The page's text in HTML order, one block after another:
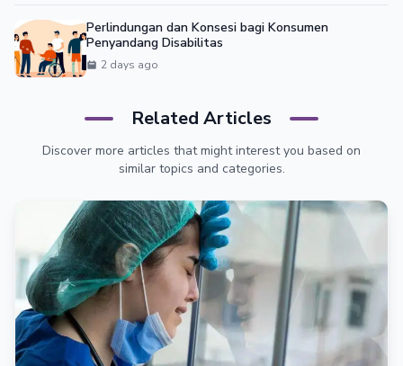
Perlindungan dan Konsesi bagi Konsumen
Penyandang Disabilitas
2 days ago
Related Articles
Discover more articles that might interest you based on
similar topics and categories.